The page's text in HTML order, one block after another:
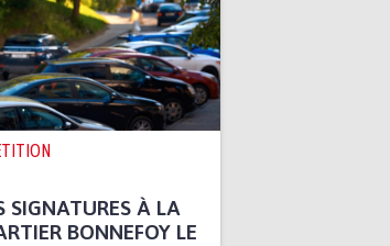
SIGNATURES À LA
BONNEFOY LE